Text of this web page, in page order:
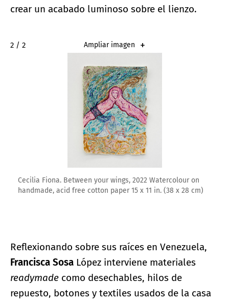
crear un acabado luminoso sobre el lienzo.
2 / 2 Ampliar imagen
Cecilia Fiona. Between your wings, 2022 Watercolour on
handmade, acid free cotton paper 15 x 11 in. (38 x 28 cm)
Reflexionando sobre sus raíces en Venezuela,
Francisca Sosa López interviene materiales
readymade como desechables, hilos de
repuesto, botones y textiles usados de la casa